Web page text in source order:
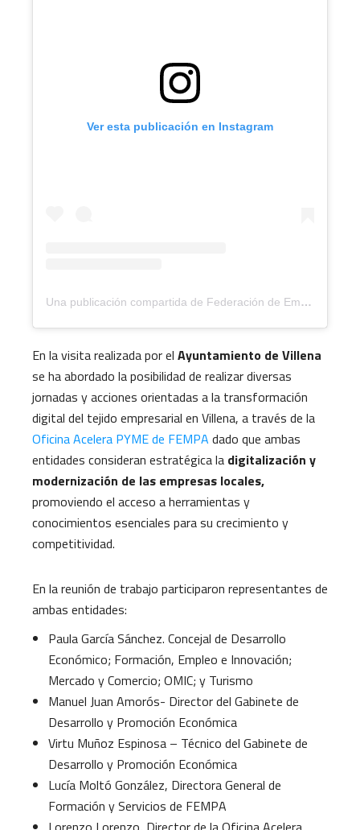
Ver esta publicación en Instagram
Una publicación compartida de Federación de Empresarios del Metal de la Provincia de Alicante (@fempa_alicante)
En la visita realizada por el Ayuntamiento de Villena
se ha abordado la posibilidad de realizar diversas
jornadas y acciones orientadas a la transformación
digital del tejido empresarial en Villena, a través de la
Oficina Acelera PYME de FEMPA dado que ambas
entidades consideran estratégica la digitalización y
modernización de las empresas locales,
promoviendo el acceso a herramientas y
conocimientos esenciales para su crecimiento y
competitividad.
En la reunión de trabajo participaron representantes de
ambas entidades:
Paula García Sánchez. Concejal de Desarrollo
Económico; Formación, Empleo e Innovación;
Mercado y Comercio; OMIC; y Turismo
Manuel Juan Amorós- Director del Gabinete de
Desarrollo y Promoción Económica
Virtu Muñoz Espinosa – Técnico del Gabinete de
Desarrollo y Promoción Económica
Lucía Moltó González, Directora General de
Formación y Servicios de FEMPA